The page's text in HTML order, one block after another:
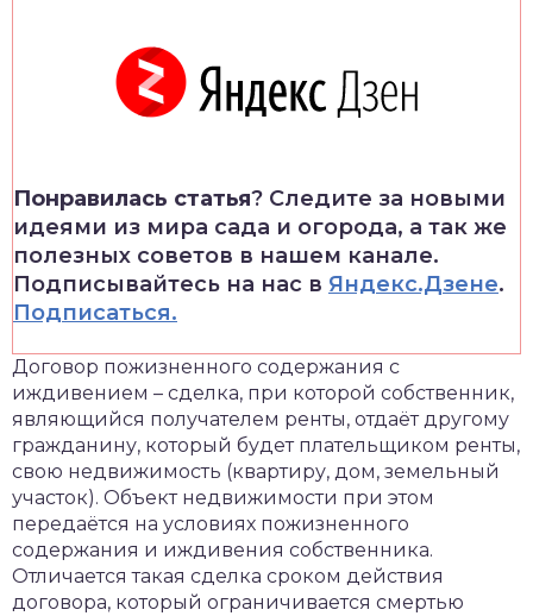
Понравилась статья? Следите за новыми
идеями из мира сада и огорода, а так же
полезных советов в нашем канале.
Подписывайтесь на нас в Яндекс.Дзене.
Подписаться.
Договор пожизненного содержания с
иждивением – сделка, при которой собственник,
являющийся получателем ренты, отдаёт другому
гражданину, который будет плательщиком ренты,
свою недвижимость (квартиру, дом, земельный
участок). Объект недвижимости при этом
передаётся на условиях пожизненного
содержания и иждивения собственника.
Отличается такая сделка сроком действия
договора, который ограничивается смертью